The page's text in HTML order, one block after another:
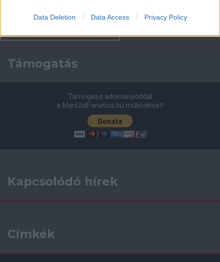
Data Deletion Data Access Privacy Policy
Támogatás
Támogasd adományoddal
a ManUtdFanatics.hu működését!
Kapcsolódó hírek
Címkék